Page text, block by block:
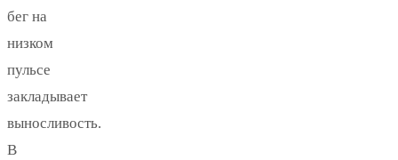
бег на
низком
пульсе
закладывает
выносливость.
В